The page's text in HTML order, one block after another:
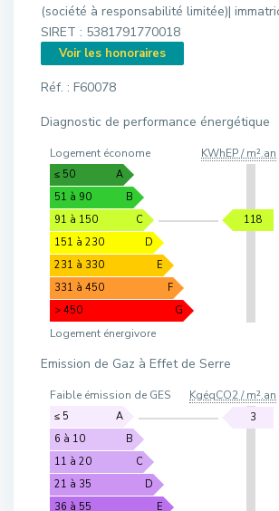
(société à responsabilité limitée)|
SIRET : 5381791770018
Voir les honoraires
Réf. : F60078
Diagnostic de performance énergétique
Logement économe KWhEP / m².an
≤ 50
A
51 à 90
B
91 à 150
C
151 à 230
D
231 à 330
E
331 à 450
F
> 450
G
118
Logement énergivore
Emission de Gaz à Effet de Serre
Faible émission de GES KgéqCO2 / m².an
≤ 5
A
6 à 10
B
11 à 20
C
21 à 35
D
36 à 55
E
3